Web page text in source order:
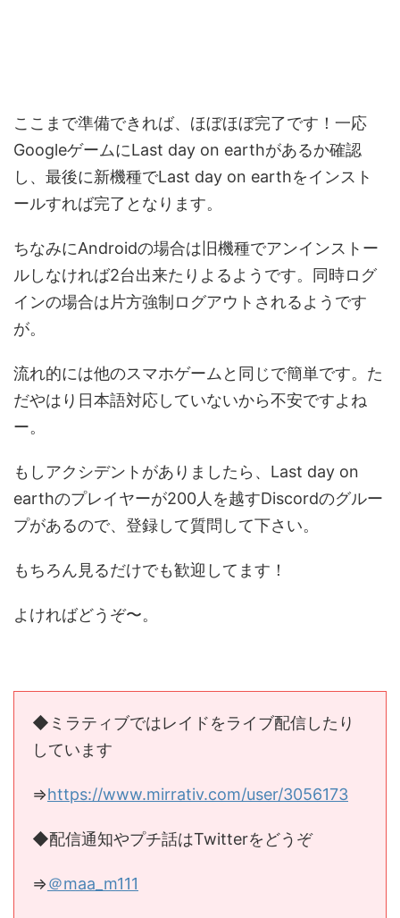
ここまで準備できれば、ほぼほぼ完了です！一応
GoogleゲームにLast day on earthがあるか確認
し、最後に新機種でLast day on earthをインスト
ールすれば完了となります。
ちなみにAndroidの場合は旧機種でアンインストー
ルしなければ2台出来たりよるようです。同時ログ
インの場合は片方強制ログアウトされるようです
が。
流れ的には他のスマホゲームと同じで簡単です。た
だやはり日本語対応していないから不安ですよね
ー。
もしアクシデントがありましたら、Last day on
earthのプレイヤーが200人を越すDiscordのグルー
プがあるので、登録して質問して下さい。
もちろん見るだけでも歓迎してます！
よければどうぞ〜。
◆ミラティブではレイドをライブ配信したり
しています
⇒https://www.mirrativ.com/user/3056173
◆配信通知やプチ話はTwitterをどうぞ
⇒＠maa_m111